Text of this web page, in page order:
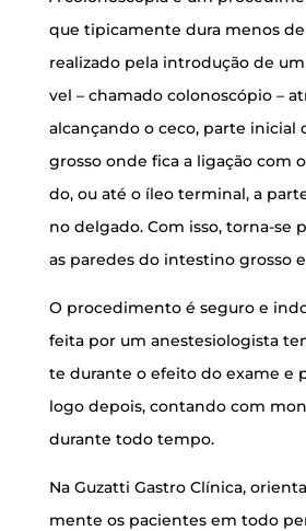
que tipi­ca­men­te dura menos de
rea­li­za­do pela intro­du­ção de
vel – cha­ma­do colo­nos­có­pio –
alcan­çan­do o ceco, par­te ini­ci­al
gros­so onde fica a liga­ção com
do, ou até o íleo ter­mi­nal, a
no del­ga­do. Com isso, tor­na-se
as pare­des do intes­ti­no gros­so
O pro­ce­di­men­to é segu­ro e
fei­ta por um anes­te­si­o­lo­gis­ta
te duran­te o efei­to do exa­me e
logo depois, con­tan­do com
duran­te todo tempo.
Na Guzat­ti Gas­tro Clí­ni­ca,
men­te os paci­en­tes em todo